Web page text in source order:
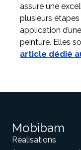
assure une
plusieurs
application
peinture. Elles
article dédié
Mobibam
Réalisations